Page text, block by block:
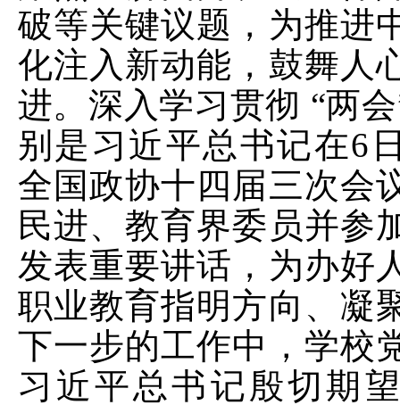
破等关键议题，为推进
化注入新动能，鼓舞人
进。深入学习贯彻 “两
别是习近平总书记在6
全国政协十四届三次会
民进、教育界委员并参
发表重要讲话，为办好
职业教育指明方向、凝
下一步的工作中，学校
习近平总书记殷切期